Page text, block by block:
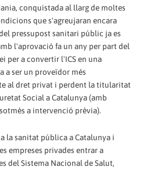
conquistada al llarg de moltes
que s'agreujaran encara
pressupost sanitari públic ja es
l'aprovació fa un any per part del
per a convertir l'ICS en una
a ser un proveïdor més
al dret privat i perdent la titularitat
Social a Catalunya (amb
a intervenció prèvia).
la sanitat pública a Catalunya i
empreses privades entrar a
del Sistema Nacional de Salut,